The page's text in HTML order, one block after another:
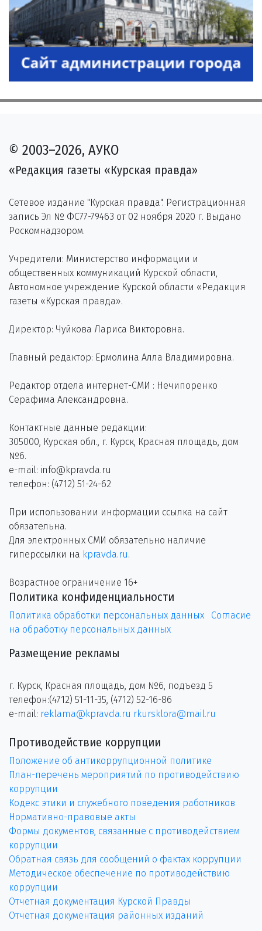
© 2003–2026, АУКО
«Редакция газеты «Курская правда»
Сетевое издание "Курская правда". Регистрационная
запись Эл № ФС77-79463 от 02 ноября 2020 г. Выдано
Роскомнадзором.
Учредители: Министерство информации и
общественных коммуникаций Курской области,
Автономное учреждение Курской области «Редакция
газеты «Курская правда».
Директор: Чуйкова Лариса Викторовна.
Главный редактор: Ермолина Алла Владимировна.
Редактор отдела интернет-СМИ : Нечипоренко
Серафима Александровна.
Контактные данные редакции:
305000, Курская обл., г. Курск, Красная площадь, дом
№6.
e-mail: info@kpravda.ru
телефон: (4712) 51-24-62
При использовании информации ссылка на сайт
обязательна.
Для электронных СМИ обязательно наличие
гиперссылки на kpravda.ru.
Возрастное ограничение 16+
Политика конфиденциальности
Политика обработки персональных данных
Согласие
на обработку персональных данных
Размещение рекламы
г. Курск, Красная площадь, дом №6, подъезд 5
телефон:(4712) 51-11-35, (4712) 52-16-86
e-mail: reklama@kpravda.ru rkursklora@mail.ru
Противодействие коррупции
Положение об антикоррупционной политике
План-перечень мероприятий по противодействию
коррупции
Кодекс этики и служебного поведения работников
Нормативно-правовые акты
Формы документов, связанные с противодействием
коррупции
Обратная связь для сообщений о фактах коррупции
Методическое обеспечение по противодействию
коррупции
Отчетная документация Курской Правды
Отчетная документация районных изданий